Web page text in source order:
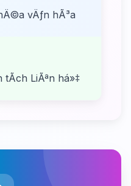
vÄƒn hÃ³a
tÃ­ch LiÃªn há»‡